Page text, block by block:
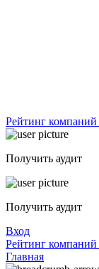
Рейтинг компаний
Получить аудит
Получить аудит
Вход
Рейтинг компаний
Главная